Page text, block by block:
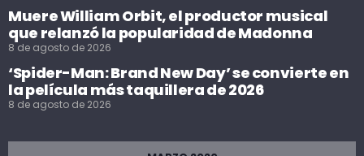
Muere William Orbit, el productor musical
que relanzó la popularidad de Madonna
8 de agosto de 2026
‘Spider-Man: Brand New Day’ se convierte en
la película más taquillera de 2026
8 de agosto de 2026